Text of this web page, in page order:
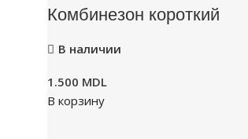
Комбинезон короткий
В наличии
1.500 MDL
В корзину